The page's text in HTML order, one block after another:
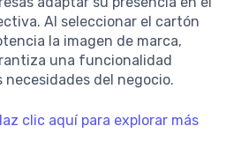
Al seleccionar el cartón
la imagen de marca,
una funcionalidad
necesidades del negocio.
clic aquí para explorar más